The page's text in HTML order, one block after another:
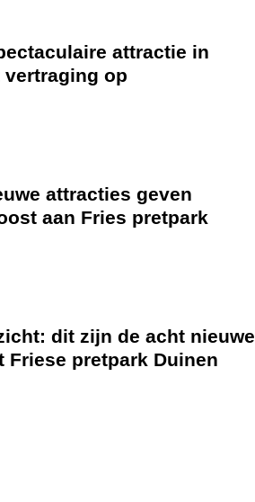
attractie in
op
attracties geven
aan Fries pretpark
dit zijn de acht nieuwe
Friese pretpark Duinen